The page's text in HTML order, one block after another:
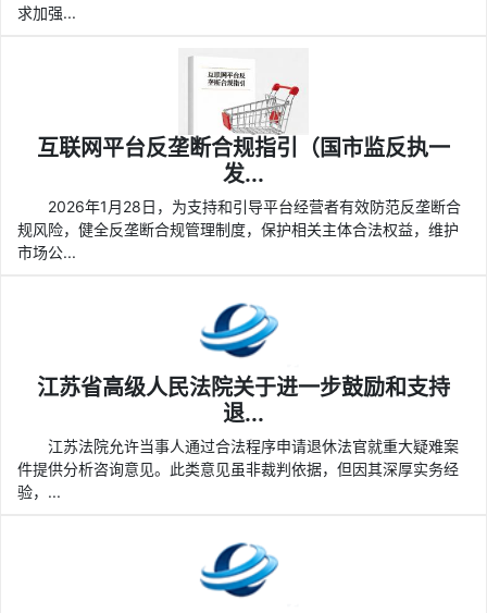
求加强...
互联网平台反垄断合规指引（国市监反执一
发...
2026年1月28日，为支持和引导平台经营者有效防范反垄断合
规风险，健全反垄断合规管理制度，保护相关主体合法权益，维护
市场公...
江苏省高级人民法院关于进一步鼓励和支持
退...
江苏法院允许当事人通过合法程序申请退休法官就重大疑难案
件提供分析咨询意见。此类意见虽非裁判依据，但因其深厚实务经
验，...